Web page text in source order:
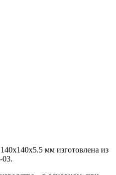
мм изготовлена из
03.